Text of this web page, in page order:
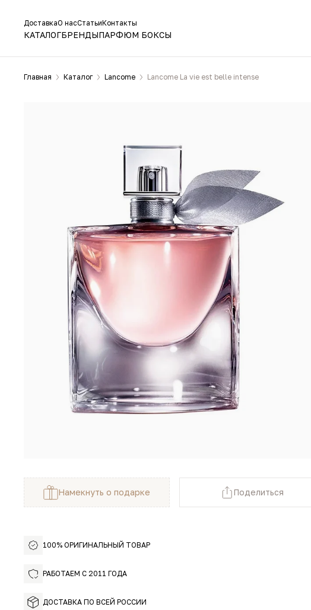
ДоставкаО насСтатьиКонтакты
КАТАЛОГБРЕНДЫПАРФЮМ БОКСЫ
Главная Каталог Lancome Lancome La vie est belle intense
Намекнуть о подарке Поделиться
100% ОРИГИНАЛЬНЫЙ ТОВАР
РАБОТАЕМ С 2011 ГОДА
ДОСТАВКА ПО ВСЕЙ РОССИИ